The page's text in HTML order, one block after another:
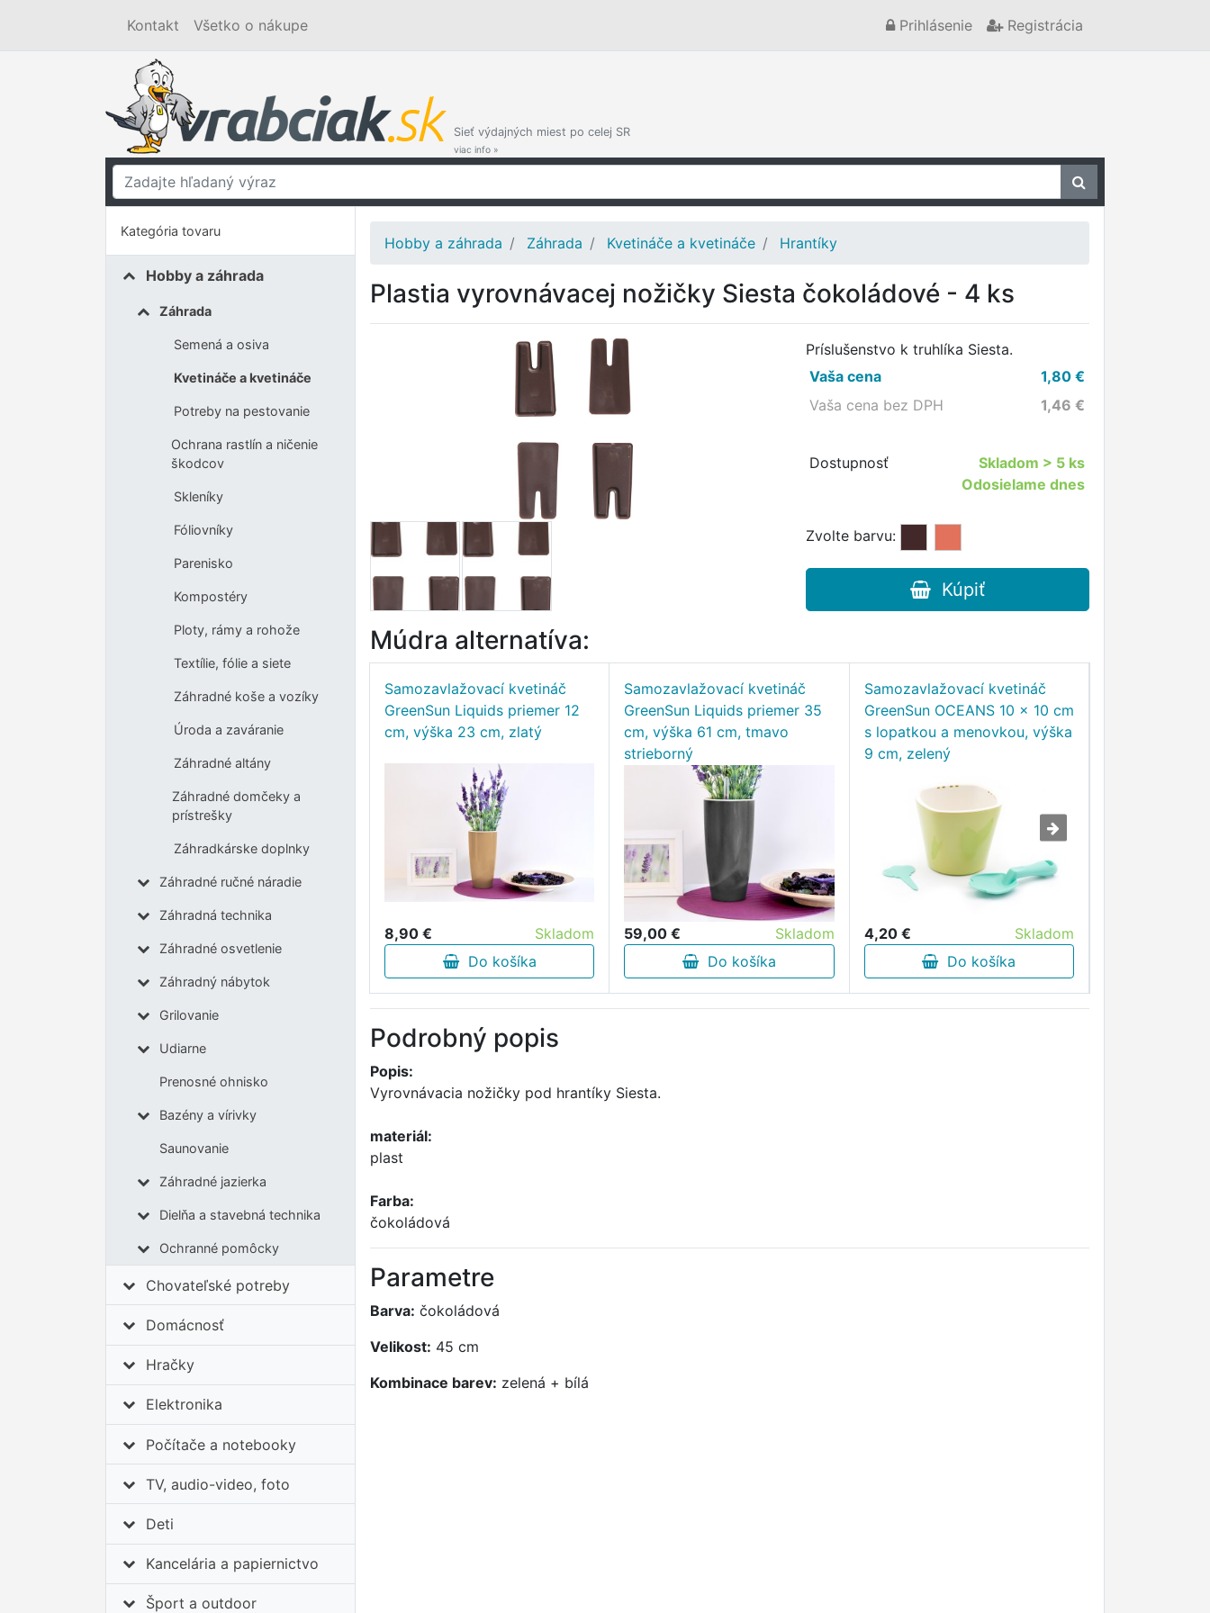
Kontakt Všetko o nákupe Prihlásenie Registrácia
Sieť výdajných miest po celej SR
viac info »
Kategória tovaru
Hobby a záhrada
Záhrada
Semená a osiva
Kvetináče a kvetináče
Potreby na pestovanie
Ochrana rastlín a ničenie
škodcov
Skleníky
Fóliovníky
Parenisko
Kompostéry
Ploty, rámy a rohože
Textílie, fólie a siete
Záhradné koše a vozíky
Úroda a zaváranie
Záhradné altány
Záhradné domčeky a
prístrešky
Záhradkárske doplnky
Záhradné ručné náradie
Záhradná technika
Záhradné osvetlenie
Záhradný nábytok
Grilovanie
Udiarne
Prenosné ohnisko
Bazény a vírivky
Saunovanie
Záhradné jazierka
Dielňa a stavebná technika
Ochranné pomôcky
Chovateľské potreby
Domácnosť
Hračky
Elektronika
Počítače a notebooky
TV, audio-video, foto
Deti
Kancelária a papiernictvo
Šport a outdoor
Hobby a záhrada Záhrada Kvetináče a kvetináče Hrantíky
Plastia vyrovnávacej nožičky Siesta čokoládové - 4 ks
Príslušenstvo k truhlíka Siesta.
Vaša cena
1,80€
Vaša cena bez DPH
1,46 €
Dostupnosť Skladom > 5 ks
Odosielame dnes
Zvolte barvu:
Kúpiť
Múdra alternatíva:
Samozavlažovací kvetináč
GreenSun Liquids priemer 12
cm, výška 23 cm, zlatý
8,90 €
Skladom
Do košíka
Samozavlažovací kvetináč
GreenSun Liquids priemer 35
cm, výška 61 cm, tmavo
strieborný
59,00 €
Skladom
Do košíka
Samozavlažovací kvetináč
GreenSun OCEANS 10 x 10 cm
s lopatkou a menovkou, výška
9 cm, zelený
4,20 €
Skladom
Do košíka
Podrobný popis
Popis:
Vyrovnávacia nožičky pod hrantíky Siesta.
materiál:
plast
Farba:
čokoládová
Parametre
Barva: čokoládová
Velikost: 45 cm
Kombinace barev: zelená + bílá